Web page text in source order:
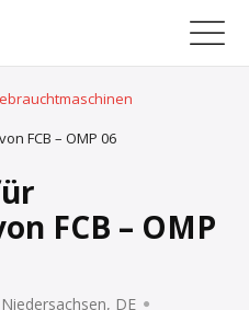
FCB – OMP 06
FCB – OMP
DE